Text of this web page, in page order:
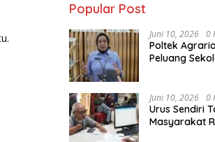
Popular Post
Juni 10, 2026 0
Poltek
Peluang
Agraria/
Ruang
Juni 10, 2026 0
Urus Sendiri
Masyarakat